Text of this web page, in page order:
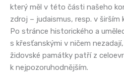
který měl v této části našeho
zdroj – judaismus, resp. v
Po stránce historického a
s křesťanskými v ničem
židovské památky patří z
k nejpozoruhodnějším.